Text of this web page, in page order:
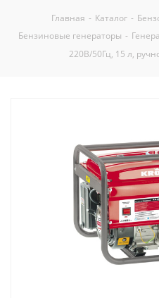
Главная - Каталог -
Бензиновые генераторы -
220В/50Гц, 15 л,